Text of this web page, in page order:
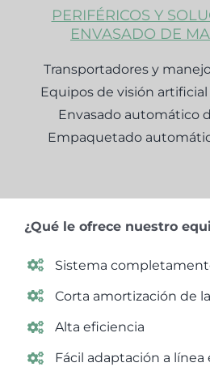
PERIFÉRICOS Y
ENVASADO DE
Transportadores y
Equipos de visión artificial
Envasado automático
Empaquetado
¿Qué le ofrece nuestro
Sistema
Corta amortización de
Alta eficiencia
Fácil adaptación a